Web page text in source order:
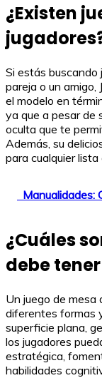
¿Existen
Si estás buscando
pareja o un amigo,
el modelo en
ya que a pesar de
oculta que te
Además, su
para cualquier
Manualidades:
¿Cuáles
debe
Un juego de
diferentes formas
superficie plana,
los jugadores
estratégica,
habilidades